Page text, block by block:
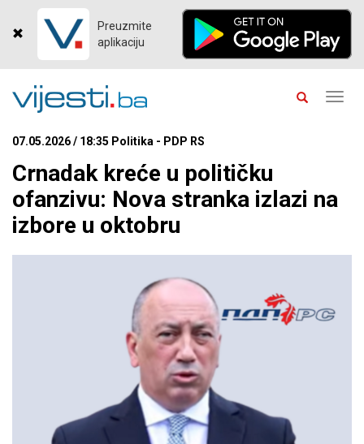
Preuzmite
aplikaciju
07.05.2026 / 18:35 Politika - PDP RS
Crnadak kreće u političku
ofanzivu: Nova stranka izlazi na
izbore u oktobru